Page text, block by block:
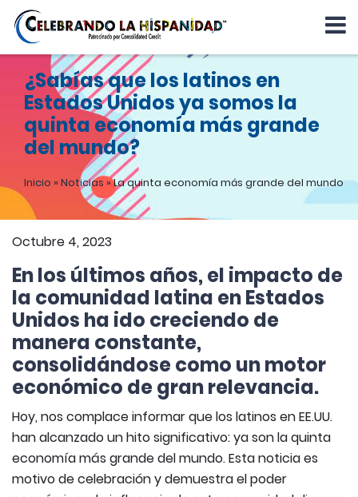
¿Sabías que los latinos en
Estados Unidos ya somos la
quinta economía más grande
del mundo?
Inicio » Noticias»La quinta economía más grande del mundo
Octubre 4, 2023
En los últimos años, el impacto de
la comunidad latina en Estados
Unidos ha ido creciendo de
manera constante,
consolidándose como un motor
económico de gran relevancia.
Hoy, nos complace informar que los latinos en EE.UU.
han alcanzado un hito significativo: ya son la quinta
economía más grande del mundo. Esta noticia es
motivo de celebración y demuestra el poder